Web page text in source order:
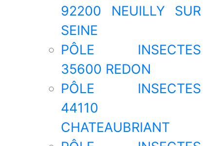
92200 NEUILLY SUR
SEINE
PÔLE INSECTES
35600 REDON
PÔLE INSECTES
44110
CHATEAUBRIANT